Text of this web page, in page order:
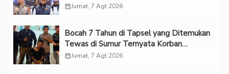
calendar_monthJumat, 7 Agt 2026
Bocah 7 Tahun di Tapsel yang Ditemukan
Tewas di Sumur Ternyata Korban
Kekerasan Seksual
calendar_monthJumat, 7 Agt 2026